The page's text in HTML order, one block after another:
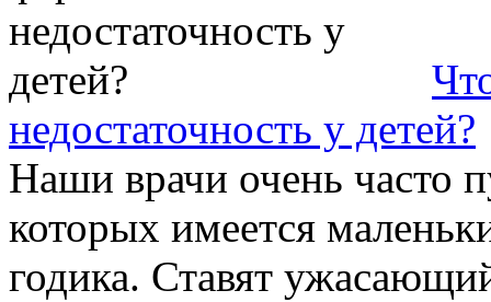
недостаточность у детей?
Наши врачи очень часто
которых имеется
годика. Ставят